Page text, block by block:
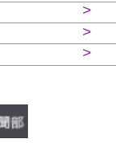
>
>
>